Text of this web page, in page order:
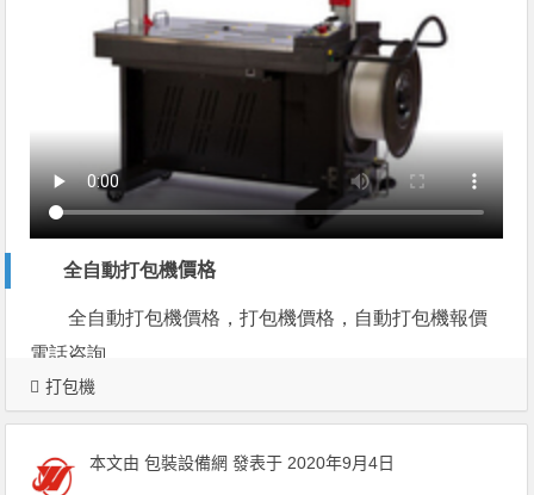
全自動打包機價格
全自動打包機價格，打包機價格，自動打包機報價
電話咨詢
打包機
本文由包裝設備網 發表于 2020年9月4日